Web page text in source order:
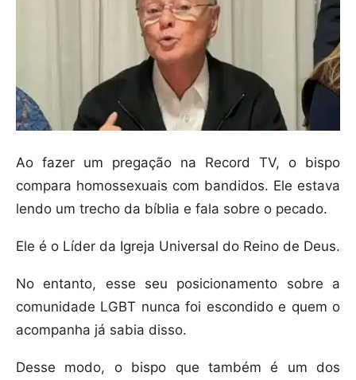
Ao fazer um pregação na Record TV, o bispo
compara homossexuais com bandidos. Ele estava
lendo um trecho da bíblia e fala sobre o pecado.
Ele é o Líder da Igreja Universal do Reino de Deus.
No entanto, esse seu posicionamento sobre a
comunidade LGBT nunca foi escondido e quem o
acompanha já sabia disso.
Desse modo, o bispo que também é um dos